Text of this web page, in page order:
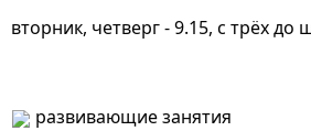
вторник, четверг - 9.15, с трёх до
развивающие занятия